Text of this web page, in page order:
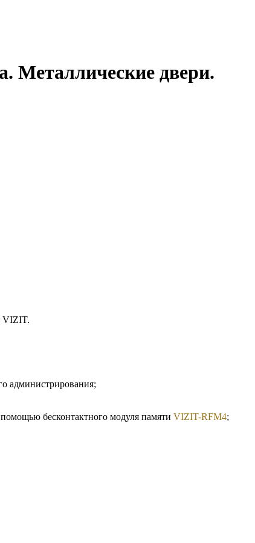
Металлические двери.
VIZIT.
администрирования;
бесконтактного модуля памяти VIZIT-RFM4;